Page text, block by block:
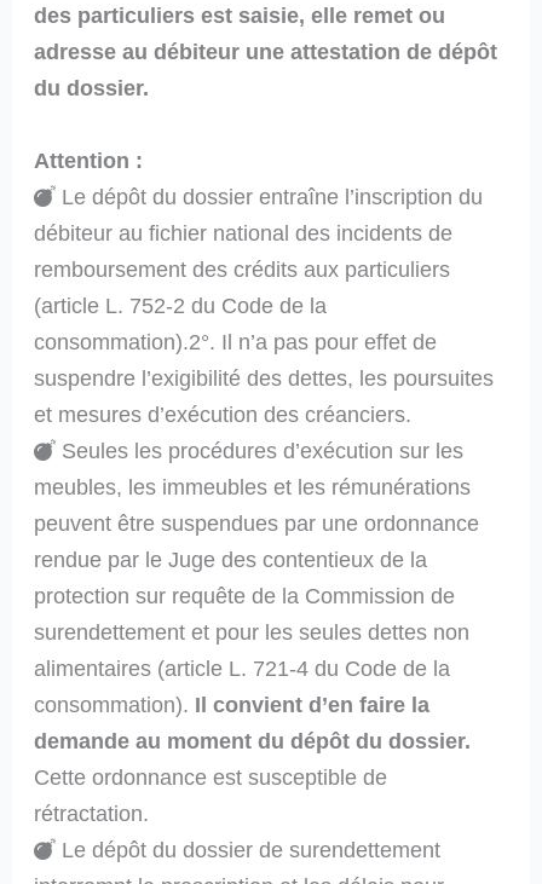
des particuliers est saisie, elle remet ou
adresse au débiteur une attestation de dépôt
du dossier.
Attention :
Le dépôt du dossier entraîne l’inscription du
débiteur au fichier national des incidents de
remboursement des crédits aux particuliers
(article L. 752-2 du Code de la
consommation).2°. Il n’a pas pour effet de
suspendre l’exigibilité des dettes, les poursuites
et mesures d’exécution des créanciers.
Seules les procédures d’exécution sur les
meubles, les immeubles et les rémunérations
peuvent être suspendues par une ordonnance
rendue par le Juge des contentieux de la
protection sur requête de la Commission de
surendettement et pour les seules dettes non
alimentaires (article L. 721-4 du Code de la
consommation). Il convient d’en faire la
demande au moment du dépôt du dossier.
Cette ordonnance est susceptible de
rétractation.
Le dépôt du dossier de surendettement